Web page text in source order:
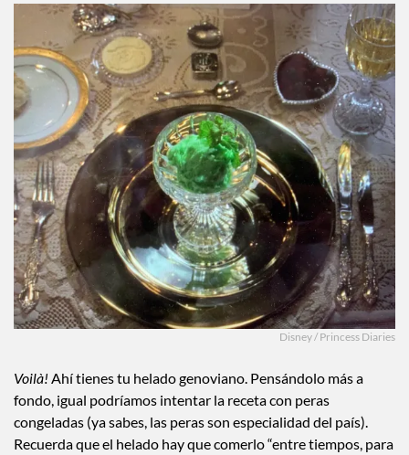
Disney / Princess Diaries
Voilà! Ahí tienes tu helado genoviano. Pensándolo más a
fondo, igual podríamos intentar la receta con peras
congeladas (ya sabes, las peras son especialidad del país).
Recuerda que el helado hay que comerlo “entre tiempos, para